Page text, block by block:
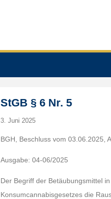
StGB § 6 Nr. 5
3. Juni 2025
BGH, Beschluss vom 03.06.2025,
Ausgabe: 04-06/2025
Der Begriff der Betäubungsmittel
Konsumcannabisgesetzes die